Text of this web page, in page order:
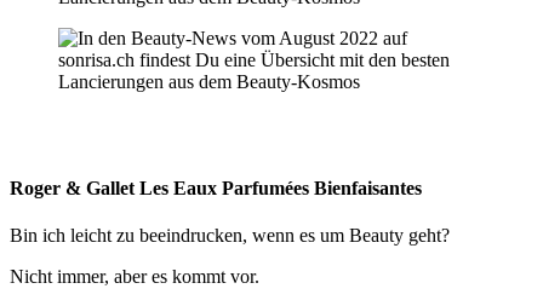
Roger & Gallet Les Eaux Parfumées Bienfaisantes
Bin ich leicht zu beeindrucken, wenn es um Beauty geht?
Nicht immer, aber es kommt vor.